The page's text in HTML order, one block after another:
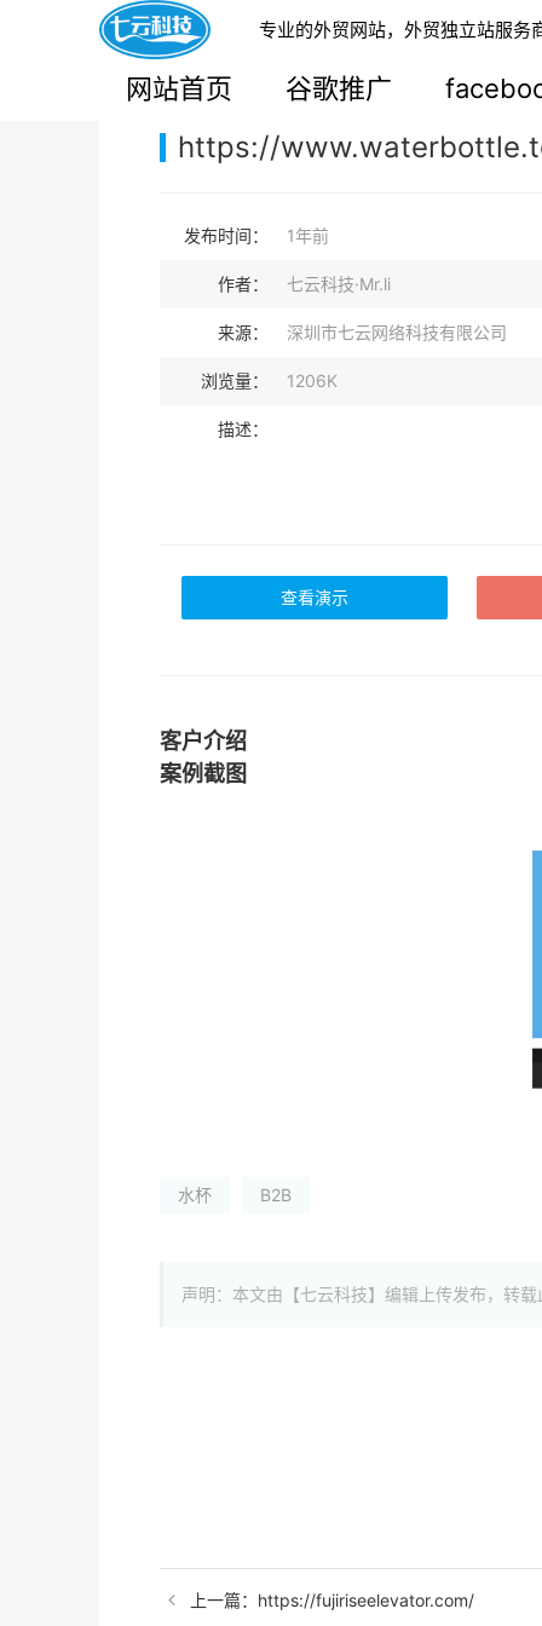
专业的外贸网站，外贸独立站服务
网站首页 谷歌推广
您的当前位置： 网站首页>案例展示>B2B外贸独
https://
发布时间： 1年前
作者： 七云科技·Mr.li
来源： 深圳市七云网络科技有限公司
浏览量： 1206K
描述：
查看演示
客户介绍
案例截图
水杯 B2B
声明：本文由【七云科技】编辑上传发布，转
上一篇：https://fujiriseelevator.com/